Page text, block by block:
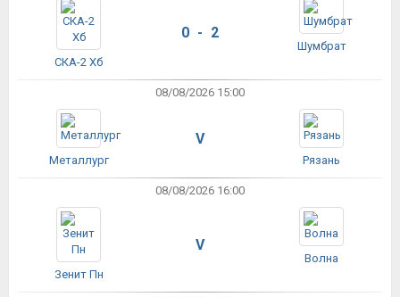
СКА-2 Хб
0 - 2
Шумбрат
08/08/2026 15:00
Металлург
V
Рязань
08/08/2026 16:00
Зенит Пн
V
Волна